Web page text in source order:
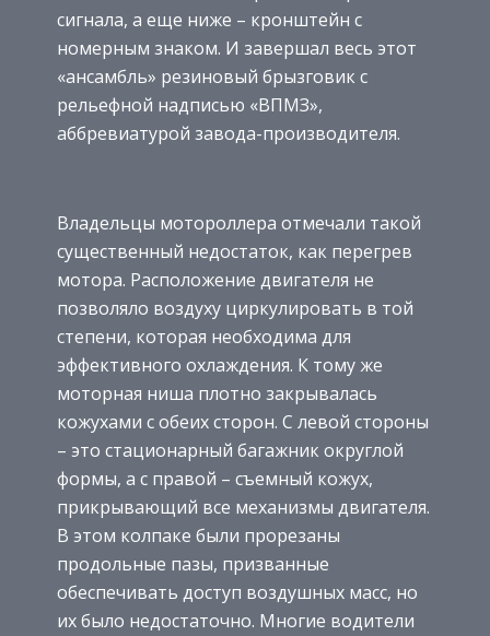
сигнала, а еще ниже – кронштейн с
номерным знаком. И завершал весь этот
«ансамбль» резиновый брызговик с
рельефной надписью «ВПМЗ»,
аббревиатурой завода-производителя.
Владельцы мотороллера отмечали такой
существенный недостаток, как перегрев
мотора. Расположение двигателя не
позволяло воздуху циркулировать в той
степени, которая необходима для
эффективного охлаждения. К тому же
моторная ниша плотно закрывалась
кожухами с обеих сторон. С левой стороны
– это стационарный багажник округлой
формы, а с правой – съемный кожух,
прикрывающий все механизмы двигателя.
В этом колпаке были прорезаны
продольные пазы, призванные
обеспечивать доступ воздушных масс, но
их было недостаточно. Многие водители